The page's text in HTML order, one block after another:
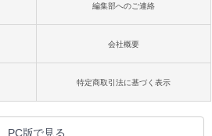
編集部へのご連絡
会社概要
特定商取引法に基づく表示
PC版で見る